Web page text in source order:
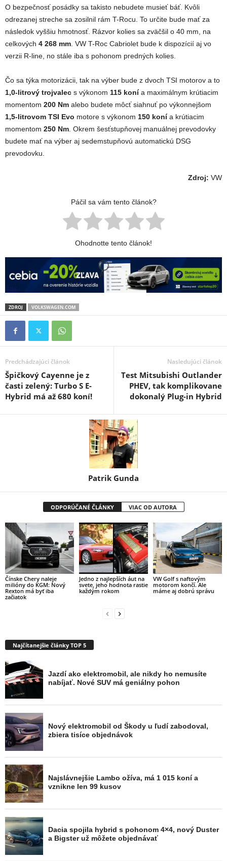
O bezpečnosť posádky sa takisto nebudete musieť báť. Kvôli
odrezanej streche sa zosilnil rám T-Rocu. To určite bude mať za
následok vyššiu hmotnosť. Rázvor kolies sa zväčšil o 40 mm, na
celkových 4 268 mm. VW T-Roc Cabriolet bude k dispozícií aj vo
verzii R-line, no stále iba s pohonom predných kolies.
Čo sa týka motorizácii, tak na výber bude z dvoch TSI motorov a to
1,0-litrový trojvalec s výkonom 115 konía maximálnym krútiacim
momentom 200 Nm alebo budete môcť siahnuť po výkonnejšom
1,5-litrovom TSI Evo motore s výkonom 150 konía krútiacim
momentom 250 Nm. Okrem šesťstupňovej manuálnej prevodovky
budete mať na výber aj sedemstupňovú automatickú DSG
prevodovku.
Zdroj: VW
Páčil sa vám tento článok?
Ohodnotte tento článok!
ZDROJ VOLKSWAGEN.COM
Predchádzajúci článok
Špičkový Cayenne je z
časti zelený: Turbo S E-
Hybrid má až 680 koní!
Nasledujúci článok
Test Mitsubishi Outlander
PHEV, tak komplikovane
dokonalý Plug-in Hybrid
Patrik Gunda
ODPORÚČANÉ ČLÁNKY VIAC OD AUTORA
Čínske Chery naleje
milióny do KGM: Nový
Rexton má byť iba
začiatok
Jedno z najlepších áut na
svete, jeho hodnota rastie
každým rokom
VW Golf s naftovým
motorom končí. Ale
máme aj dobrú správu
Najčítanejšie články TOP 5